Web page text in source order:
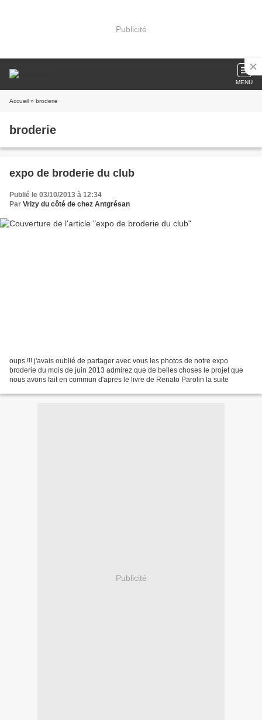
Publicité
MENU
Accueil » broderie
broderie
expo de broderie du club
Publié le 03/10/2013 à 12:34
Par Vrizy du côté de chez Antgrésan
oups !!! j'avais oublié de partager avec vous les photos de notre expo
broderie du mois de juin 2013 admirez que de belles choses le projet que
nous avons fait en commun d'apres le livre de Renato Parolin la suite
Publicité